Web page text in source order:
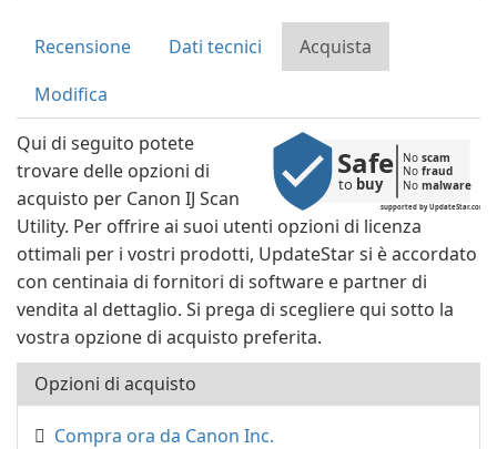
Recensione Dati tecnici
Acquista
Modifica
supported by UpdateStar.com
Safe
to buy
No scam
No fraud
No malware
Qui di seguito potete
trovare delle opzioni di
acquisto per Canon IJ Scan
Utility. Per offrire ai suoi utenti opzioni di licenza
ottimali per i vostri prodotti, UpdateStar si è accordato
con centinaia di fornitori di software e partner di
vendita al dettaglio. Si prega di scegliere qui sotto la
vostra opzione di acquisto preferita.
Opzioni di acquisto
Compra ora da Canon Inc.